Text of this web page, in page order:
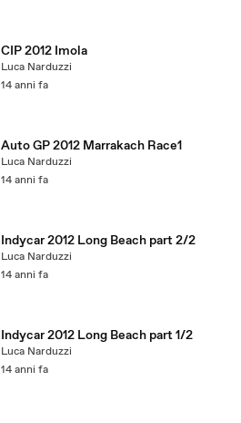
CIP 2012 Imola
Luca Narduzzi
14 anni fa
Auto GP 2012 Marrakach Race1
Luca Narduzzi
14 anni fa
Indycar 2012 Long Beach part 2/2
Luca Narduzzi
14 anni fa
Indycar 2012 Long Beach part 1/2
Luca Narduzzi
14 anni fa